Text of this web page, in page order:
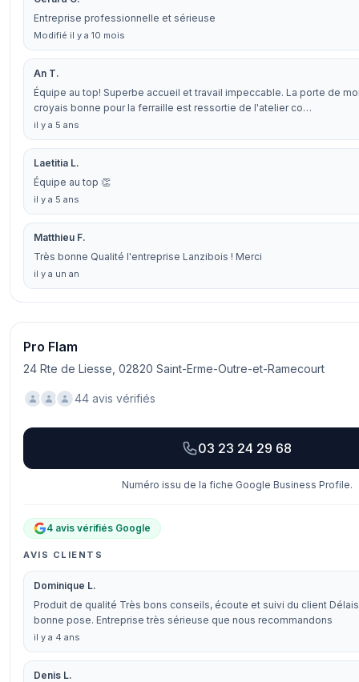
Entreprise professionnelle et sérieuse
Modifié il y a 10 mois
An T.
Équipe au top! Superbe accueil et travail impeccable. La porte de
croyais bonne pour la ferraille est ressortie de l'atelier co…
il y a 5 ans
Laetitia L.
Équipe au top 👏
il y a 5 ans
Matthieu F.
Très bonne Qualité l'entreprise Lanzibois ! Merci
il y a un an
Pro Flam
24 Rte de Liesse, 02820 Saint-Erme-Outre-et-Ramecourt
44 avis vérifiés
03 23 24 29 68
Numéro issu de la fiche Google Business Profile.
4 avis vérifiés Google
AVIS CLIENTS
Dominique L.
Produit de qualité Très bons conseils, écoute et suivi du client
bonne pose. Entreprise très sérieuse que nous recommandons
il y a 4 ans
Denis L.